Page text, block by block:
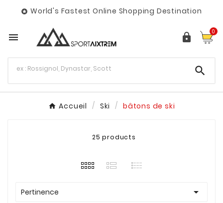
 World's Fastest Online Shopping Destination
  0

Accueil Ski bâtons de ski
25 products
Pertinence 